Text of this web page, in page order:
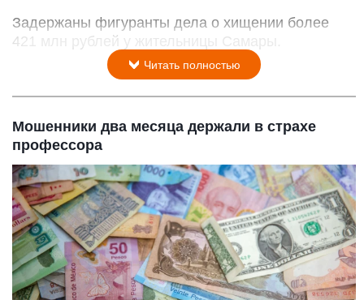
Задержаны фигуранты дела о хищении более
421 млн рублей у жительницы Самары.
Читать полностью
Мошенники два месяца держали в страхе
профессора